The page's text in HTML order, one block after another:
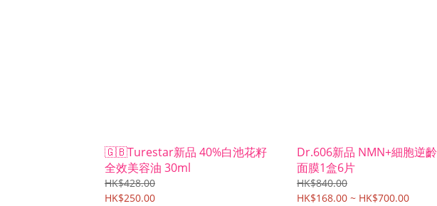
🇬🇧Turestar新品 40%白池花籽
全效美容油 30ml
HK$428.00
HK$250.00
Dr.606新品 NMN+細胞逆
面膜1盒6片
HK$840.00
HK$168.00 ~ HK$700.00